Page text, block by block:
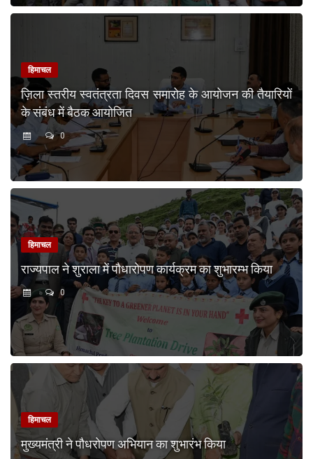
हिमाचल
ज़िला स्तरीय स्वतंत्रता दिवस समारोह के आयोजन की तैयारियों
के संबंध में बैठक आयोजित
0
हिमाचल
राज्यपाल ने शुराला में पौधारोपण कार्यक्रम का शुभारम्भ किया
0
हिमाचल
मुख्यमंत्री ने पौधरोपण अभियान का शुभारंभ किया